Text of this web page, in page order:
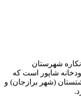
شهرستان
شاپور است که
دشتستان (شهر برازجان) و